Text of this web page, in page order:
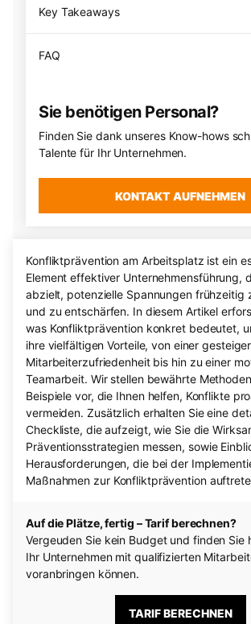
Key Takeaways
FAQ
Sie benötigen Personal?
Finden Sie dank unseres Know-hows
Talente für Ihr Unternehmen.
KONTAKT AUFNEHMEN
Konfliktprävention am Arbeitsplatz ist ein
Element effektiver Unternehmensführung,
abzielt, potenzielle Spannungen frühzeitig
und zu entschärfen. In diesem Artikel
was Konfliktprävention konkret bedeutet,
ihre vielfältigen Vorteile, von einer
Mitarbeiterzufriedenheit bis hin zu einer
Teamarbeit. Wir stellen bewährte
Beispiele vor, die Ihnen helfen, Konflikte
vermeiden. Zusätzlich erhalten Sie eine
Checkliste, die aufzeigt, wie Sie die
Präventionsstrategien messen, sowie
Herausforderungen, die bei der
Maßnahmen zur Konfliktprävention
Auf die Plätze, fertig – Tarif berechnen?
Vergeuden Sie kein Budget und finden Sie
Ihr Unternehmen mit qualifizierten
voranbringen können.
TARIF BERECHNEN